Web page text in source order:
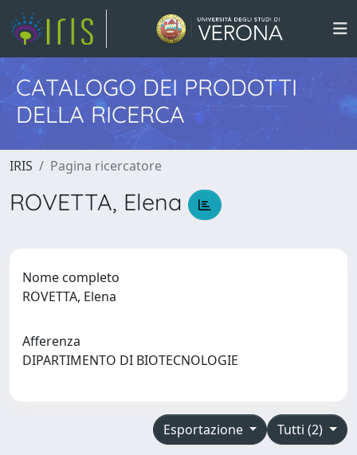
CATALOGO DEI PRODOTTI
DELLA RICERCA
IRIS Pagina ricercatore
ROVETTA, Elena
Nome completo
ROVETTA, Elena
Afferenza
DIPARTIMENTO DI BIOTECNOLOGIE
Tutti (2)
Esportazione